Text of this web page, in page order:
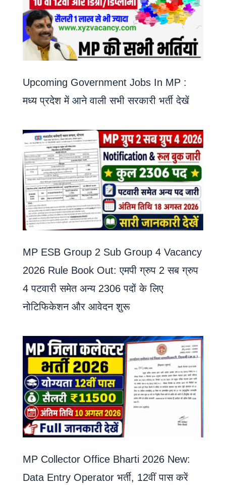
Upcoming Government Jobs In MP :
मध्य प्रदेश में आने वाली सभी सरकारी भर्ती देखें
MP ESB Group 2 Sub Group 4 Vacancy
2026 Rule Book Out: एमपी ग्रुप 2 सब ग्रुप
4 पटवारी समेत अन्य 2306 पदों के लिए
नोटिफिकेशन और आवेदन शुरू
MP Collector Office Bharti 2026 New:
Data Entry Operator भर्ती, 12वीं पास करें